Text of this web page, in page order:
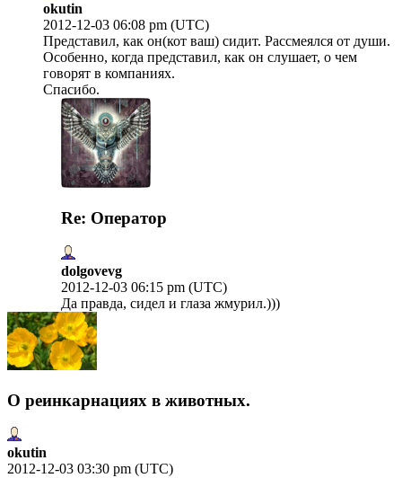
okutin
2012-12-03 06:08 pm (UTC)
Представил, как он(кот ваш) сидит. Рассмеялся от души.
Особенно, когда представил, как он слушает, о чем
говорят в компаниях.
Спасибо.
Re: Оператор
dolgovevg
2012-12-03 06:15 pm (UTC)
Да правда, сидел и глаза жмурил.)))
О реинкарнациях в животных.
okutin
2012-12-03 03:30 pm (UTC)